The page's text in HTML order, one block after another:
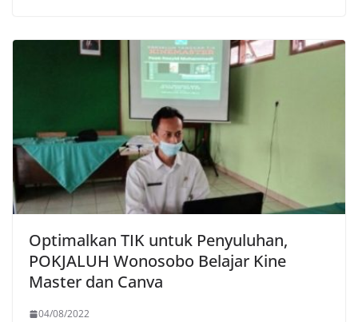
Optimalkan TIK untuk Penyuluhan,
POKJALUH Wonosobo Belajar Kine
Master dan Canva
04/08/2022